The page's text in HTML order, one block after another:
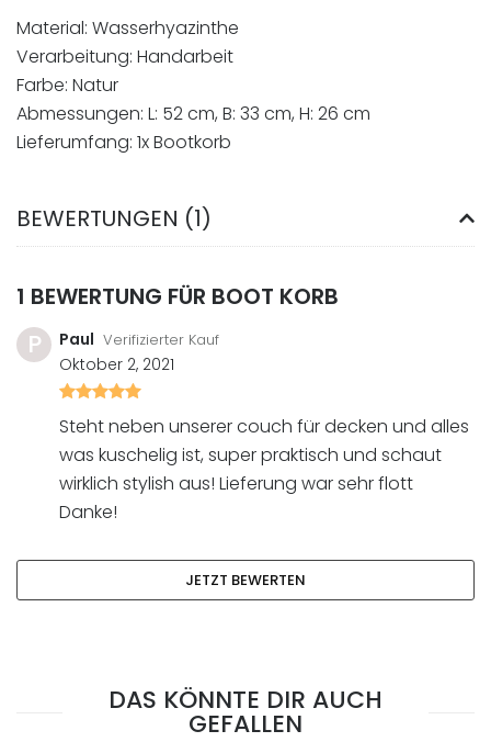
Material: Wasserhyazinthe
Verarbeitung: Handarbeit
Farbe: Natur
Abmessungen: L: 52 cm, B: 33 cm, H: 26 cm
Lieferumfang: 1x Bootkorb
BEWERTUNGEN (1)
1 BEWERTUNG FÜR BOOT KORB
P Paul Verifizierter Kauf
Oktober 2, 2021
5
von
5
Steht neben unserer couch für decken und alles
was kuschelig ist, super praktisch und schaut
wirklich stylish aus! Lieferung war sehr flott
Danke!
JETZT BEWERTEN
DAS KÖNNTE DIR AUCH
GEFALLEN